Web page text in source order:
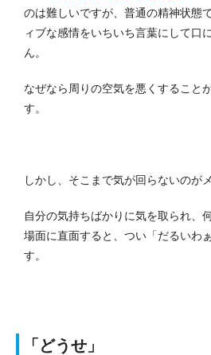
のは難しいですが、普通の精神状態
ィブな感情をいちいち言葉にして口
ん。
なぜなら周りの空気を悪くすること
す。
しかし、そこまで気が回らないのが
自分の気持ちばかりに気を取られ、
場面に直面すると、つい「だるいわ
す。
「どうせ」